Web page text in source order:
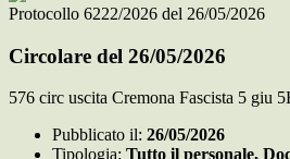
Protocollo 6222/2026 del 26/05/2026
Circolare del 26/05/2026
576 circ uscita Cremona Fascista 5 giu
Pubblicato il: 26/05/2026
Tipologia: Tutto il personale,